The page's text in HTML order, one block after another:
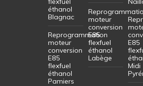
éthanol
Blagnac
Reprogrammation
moteur
conversion
E85
flexfuel
éthanol
Pamiers
moteur
conversion
E85
flexfuel
éthanol
Labège
E85
Midi